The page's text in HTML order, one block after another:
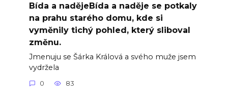
Bída a nadějeBída a naděje se potkaly
na prahu starého domu, kde si
vyměnily tichý pohled, který sliboval
změnu.
Jmenuju se Šárka Králová a svého muže jsem
vydržela
0 83